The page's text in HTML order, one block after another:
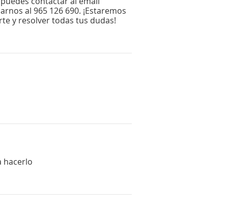
al 965 126 690. ¡Estaremos
y resolver todas tus dudas!
hacerlo